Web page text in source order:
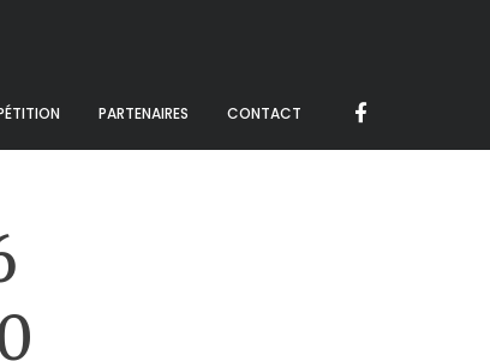
PARTENAIRES CONTACT